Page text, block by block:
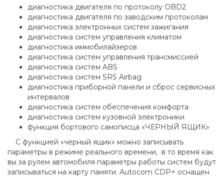
диагностика двигателя по протоколу OBD2
диагностика двигателя по заводским протоколам
диагностика электронных систем зажигания
диагностика систем управления климатом
диагностика иммобилайзеров
диагностика систем управления трансмиссией
диагностика систем ABS
диагностика систем SRS Airbag
диагностика приборной панели и сброс сервисных
интервалов
диагностика систем обеспечения комфорта
диагностика систем кузовной электроники
функция бортового самописца «ЧЕРНЫЙ ЯЩИК»
С функцией «черный ящик» можно записывать
параметры в режиме реального времени, в то время как
вы за рулем автомобиля параметры работы систем будут
записываться на карту памяти. Autocom CDP+ оснащен